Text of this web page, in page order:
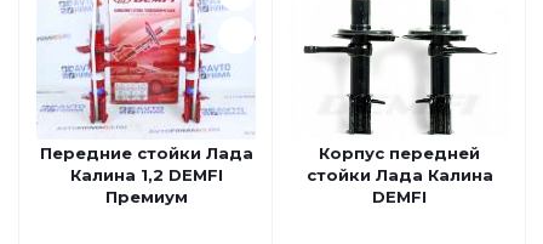
Передние стойки Лада
Калина 1,2 DEMFI
Премиум
Корпус передней
стойки Лада Калина
DEMFI